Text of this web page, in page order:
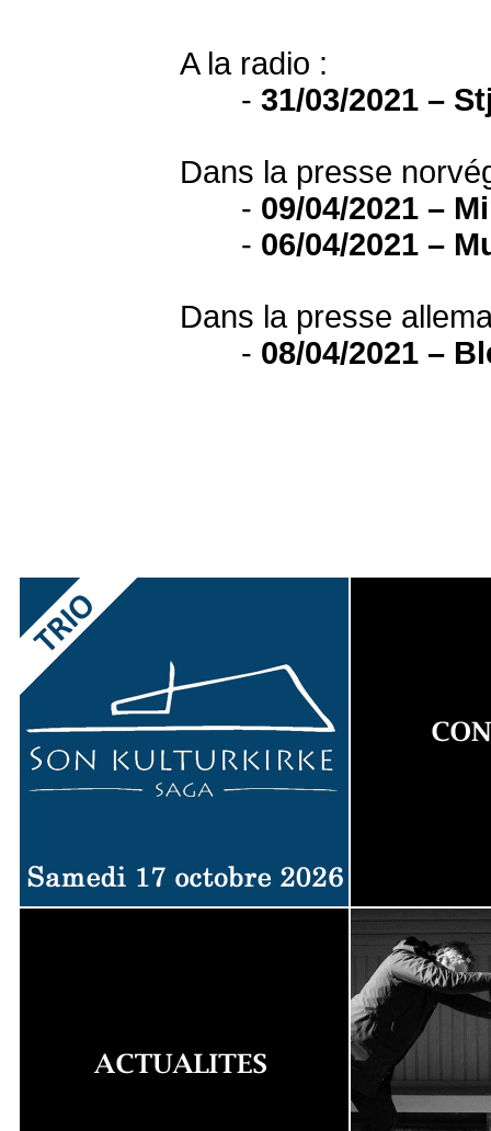
A la radio :
- 31/03/2021 –
Dans la presse
- 09/04/2021 –
- 06/04/2021 –
Dans la presse
- 08/04/2021 –